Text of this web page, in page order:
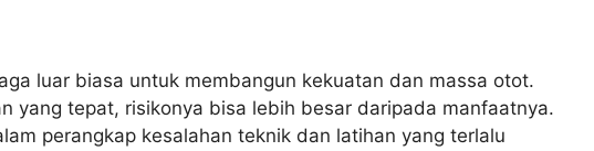
luar biasa untuk membangun kekuatan dan massa otot.
yang tepat, risikonya bisa lebih besar daripada manfaatnya.
perangkap kesalahan teknik dan latihan yang terlalu